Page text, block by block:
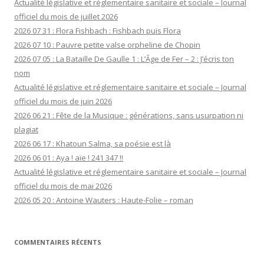
Actualité législative et réglementaire sanitaire et sociale – Journal
officiel du mois de juillet 2026
2026 07 31 : Flora Fishbach : Fishbach puis Flora
2026 07 10 : Pauvre petite valse orpheline de Chopin
2026 07 05 : La Bataille De Gaulle 1 : L’Âge de Fer – 2 : J’écris ton
nom
Actualité législative et réglementaire sanitaire et sociale – Journal
officiel du mois de juin 2026
2026 06 21 : Fête de la Musique : générations, sans usurpation ni
plagiat
2026 06 17 : Khatoun Salma, sa poésie est là
2026 06 01 : Aya ! aïe ! 241 347 !!
Actualité législative et réglementaire sanitaire et sociale – Journal
officiel du mois de mai 2026
2026 05 20 : Antoine Wauters : Haute-Folie – roman
COMMENTAIRES RÉCENTS